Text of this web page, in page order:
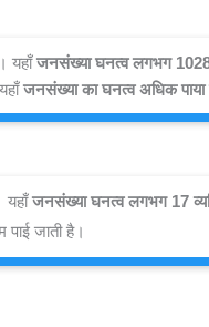
यहाँ जनसंख्या घनत्व लगभग 1028
जनसंख्या का घनत्व अधिक पाया
जनसंख्या घनत्व लगभग 17
जाती है।